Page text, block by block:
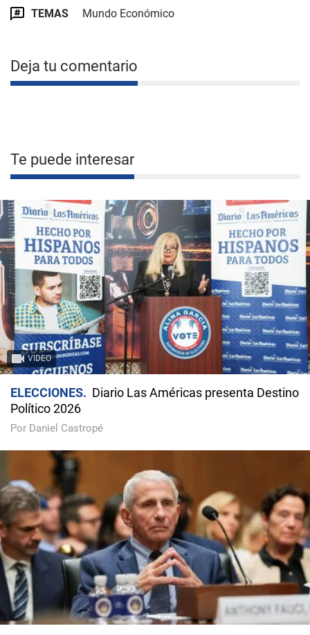
TEMAS Mundo Económico
Deja tu comentario
Te puede interesar
VIDEO
ELECCIONES
Diario Las Américas presenta Destino
Político 2026
Por Daniel Castropé